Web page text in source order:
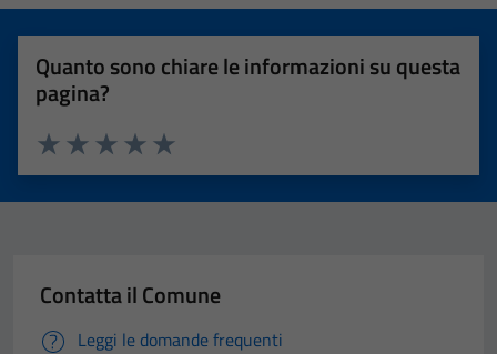
Quanto sono chiare le informazioni su questa
pagina?
Valuta 5 stelle su 5
Valuta 4 stelle su 5
Valuta 3 stelle su 5
Valuta 2 stelle su 5
Valuta 1 stelle su 5
Contatta il Comune
Leggi le domande frequenti